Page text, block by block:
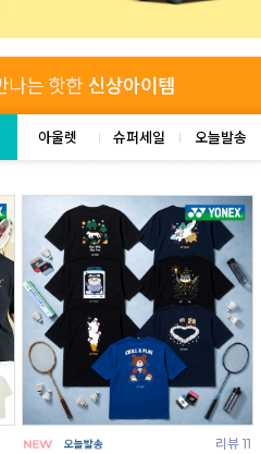
아울렛 슈퍼세일 오늘발송
리뷰 11